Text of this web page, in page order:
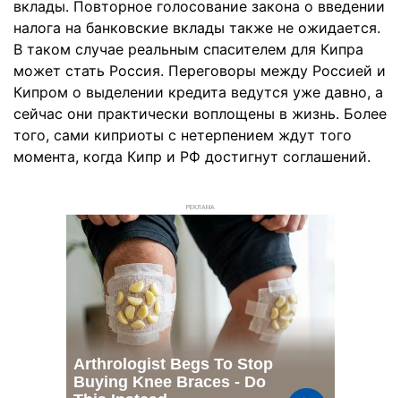
вклады. Повторное голосование закона о введении
налога на банковские вклады также не ожидается.
В таком случае реальным спасителем для Кипра
может стать Россия. Переговоры между Россией и
Кипром о выделении кредита ведутся уже давно, а
сейчас они практически воплощены в жизнь. Более
того, сами киприоты с нетерпением ждут того
момента, когда Кипр и РФ достигнут соглашений.
РЕКЛАМА